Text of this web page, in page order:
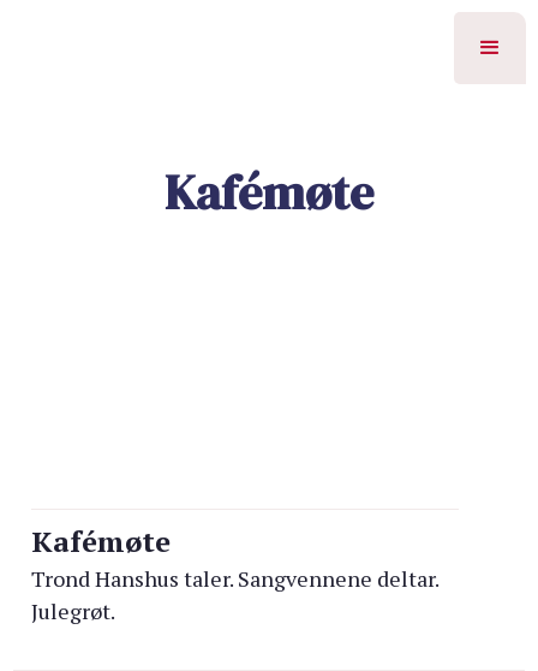
Kafémøte
Kafémøte
Trond Hanshus taler. Sangvennene deltar.
Julegrøt.